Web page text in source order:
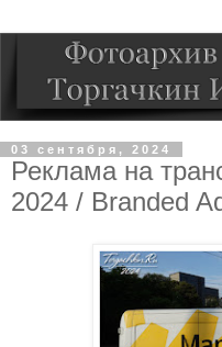
03 сентября, 2024
Реклама на
2024 / Branded